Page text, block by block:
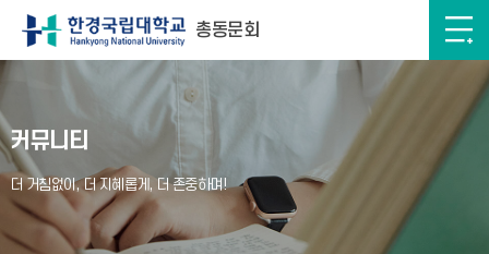
총동문회
커뮤니티